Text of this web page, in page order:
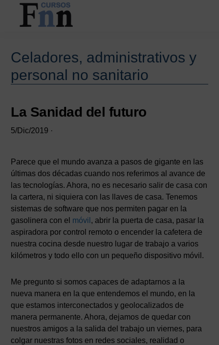
Saltar
contenido
Saltar
lateral
principal
cursos
online
Celadores, administrativos y
personal no sanitario
La Sanidad del futuro
5/Dic/2019 ·
Parece que el mundo avanza a pasos de gigante en las
últimas dos décadas cuando nos referimos al avance de
las tecnologías. Ahora, no es necesario salir de casa con
la cartera, ni siquiera con las llaves de casa. Tenemos
sistemas de software que nos permiten pagar en la
gasolinera con el móvil , abrir la puerta de casa, pasar la
aspiradora por control remoto o encender la cafetera de
nuestra cocina desde nuestro lugar de trabajo a varios
kilómetros y todo ello con un pequeño dispositivo móvil.
Me pregunto si somos capaces de adaptarnos a la
nueva manera en la que entendemos el mundo, en la
que estamos interconectados y geolocalizados de
manera permanente. Ahora, dejamos de quedar con
nuestros amigos a la salida del trabajo un viernes, para
colgar nuestras fotos en redes sociales, realidad o